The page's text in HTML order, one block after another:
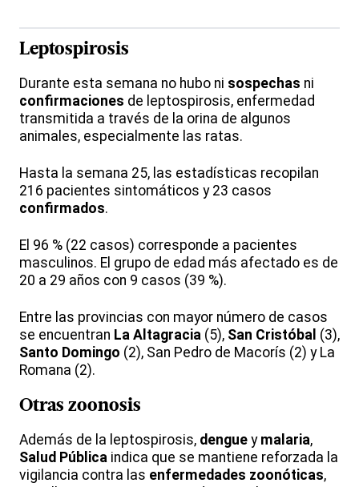
Leptospirosis
Durante esta semana no hubo ni sospechas ni
confirmaciones de leptospirosis, enfermedad
transmitida a través de la orina de algunos
animales, especialmente las ratas.
Hasta la semana 25, las estadísticas recopilan
216 pacientes sintomáticos y 23 casos
confirmados.
El 96 % (22 casos) corresponde a pacientes
masculinos. El grupo de edad más afectado es de
20 a 29 años con 9 casos (39 %).
Entre las provincias con mayor número de casos
se encuentran La Altagracia (5), San Cristóbal (3),
Santo Domingo (2), San Pedro de Macorís (2) y La
Romana (2).
Otras zoonosis
Además de la leptospirosis, dengue y malaria,
Salud Pública indica que se mantiene reforzada la
vigilancia contra las enfermedades zoonóticas,